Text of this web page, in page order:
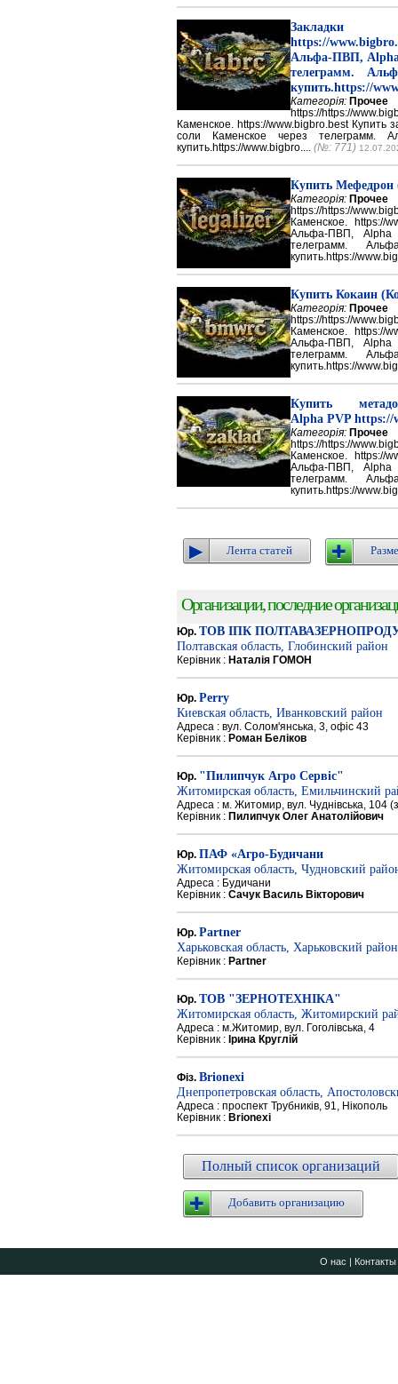
Закладки
https://
Альфа-ПВП, Alpha
телеграмм.
купить.https://
Категорія: Прочее
https://https://
Каменское. https://www.bigbro.best Купить
соли Каменское через телеграмм.
купить.https://www.bigbro.... (№: 771)
Купить
Категорія: Прочее
https://https://
Каменское. https://
Альфа-ПВП, Alpha
телеграмм.
купить.https://
Купить Кокаин
Категорія: Прочее
https://https://
Каменское. https://
Альфа-ПВП, Alpha
телеграмм.
купить.https://
Купить
Alpha PVP https://
Категорія: Прочее
https://https://
Каменское. https://
Альфа-ПВП, Alpha
телеграмм.
купить.https://
Лента статей
Организации, последние
Юр. ТОВ ІПК
Полтавская область, Глобинский район
Керівник : Наталія ГОМОН
Юр. Perry
Киевская область, Иванковский район
Адреса : вул. Солом'янська, 3, офіс 43
Керівник : Роман Беліков
Юр. "Пилипчук Агро Сервіс"
Житомирская область, Емильчинский
Адреса : м. Житомир, вул. Чуднівська, 104
Керівник : Пилипчук Олег Анатолійович
Юр. ПАФ «Агро-Будичани
Житомирская область, Чудновский
Адреса : Будичани
Керівник : Сачук Василь Вікторович
Юр. Partner
Харьковская область, Харьковский район
Керівник : Partner
Юр. ТОВ "ЗЕРНОТЕХНІКА"
Житомирская область, Житомирский
Адреса : м.Житомир, вул. Гоголівська, 4
Керівник : Ірина Круглій
Фіз. Brionexi
Днепропетровская область,
Адреса : проспект Трубників, 91, Нікополь
Керівник : Brionexi
Полный список организаций
Добавить организацию
О нас | Контакты